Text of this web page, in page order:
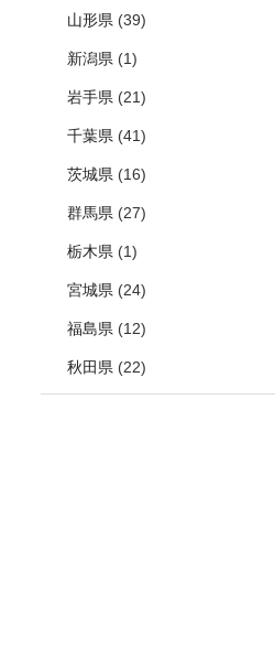
山形県 (39)
新潟県 (1)
岩手県 (21)
千葉県 (41)
茨城県 (16)
群馬県 (27)
栃木県 (1)
宮城県 (24)
福島県 (12)
秋田県 (22)